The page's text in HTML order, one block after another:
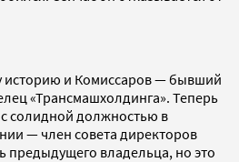
историю и Комиссаров — бывший
«Трансмашхолдинга». Теперь
солидной должностью в
— член совета директоров
предыдущего владельца, но это